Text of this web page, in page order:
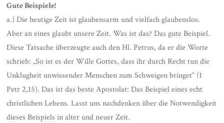
Gute Beispiele!
a.) Die heutige Zeit ist glaubensarm und vielfach glaubenslos.
Aber an eines glaubt unsere Zeit. Was ist das? Das gute Beispiel.
Diese Tatsache überzeugte auch den Hl. Petrus, da er die Worte
schrieb: „So ist es der Wille Gottes, dass ihr durch Recht tun die
Unklugheit unwissender Menschen zum Schweigen bringet“ (1
Petr 2,15). Das ist das beste Apostolat: Das Beispiel eines echt
christlichen Lebens. Lasst uns nachdenken über die Notwendigkeit
dieses Beispiels in alter und neuer Zeit.